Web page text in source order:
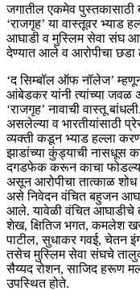
जगातील एकमेव
‘राजगृह’ या वास्तूवर भ्याड
आघाडी व मुस्लिम सेवा संघ
देण्यात आले व आरोपीचा छडा
‘द सिम्बॉल ऑफ नॉलेज’
आंबेडकर यांनी त्यांच्या जवळ
‘राजगृह’ नावाची वास्तू
असलेल्या व भारतीयांसाठी
व्यक्ती कडून भ्याड हल्ला
झाडांच्या कुंड्याची नासधूस
दगडफेक करून काचा फोडल्या
असून आरोपीचा तात्काळ शोध
असे निवेदन वंचित बहुजन
आले. यावेळी वंचित आघाडीचे
शेख, क्षितिज भगत, कमलेश
पाटील, सुधाकर गवई, चेतन
तसेच मुस्लिम सेवा संघचे
सैय्यद रोशन, साजिद हरूण
उपस्थित होते.